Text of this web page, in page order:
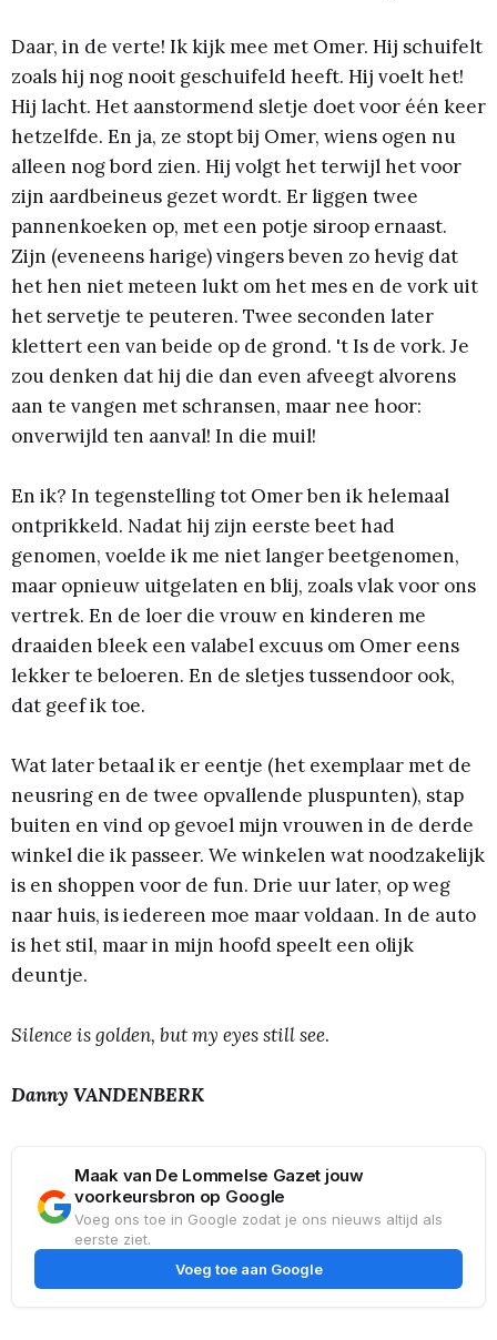
Daar, in de verte! Ik kijk mee met Omer. Hij schuifelt
zoals hij nog nooit geschuifeld heeft. Hij voelt het!
Hij lacht. Het aanstormend sletje doet voor één keer
hetzelfde. En ja, ze stopt bij Omer, wiens ogen nu
alleen nog bord zien. Hij volgt het terwijl het voor
zijn aardbeineus gezet wordt. Er liggen twee
pannenkoeken op, met een potje siroop ernaast.
Zijn (eveneens harige) vingers beven zo hevig dat
het hen niet meteen lukt om het mes en de vork uit
het servetje te peuteren. Twee seconden later
klettert een van beide op de grond. 't Is de vork. Je
zou denken dat hij die dan even afveegt alvorens
aan te vangen met schransen, maar nee hoor:
onverwijld ten aanval! In die muil!
En ik? In tegenstelling tot Omer ben ik helemaal
ontprikkeld. Nadat hij zijn eerste beet had
genomen, voelde ik me niet langer beetgenomen,
maar opnieuw uitgelaten en blij, zoals vlak voor ons
vertrek. En de loer die vrouw en kinderen me
draaiden bleek een valabel excuus om Omer eens
lekker te beloeren. En de sletjes tussendoor ook,
dat geef ik toe.
Wat later betaal ik er eentje (het exemplaar met de
neusring en de twee opvallende pluspunten), stap
buiten en vind op gevoel mijn vrouwen in de derde
winkel die ik passeer. We winkelen wat noodzakelijk
is en shoppen voor de fun. Drie uur later, op weg
naar huis, is iedereen moe maar voldaan. In de auto
is het stil, maar in mijn hoofd speelt een olijk
deuntje.
Silence is golden, but my eyes still see.
Danny VANDENBERK
Maak van De Lommelse Gazet jouw
voorkeursbron op Google
Voeg ons toe in Google zodat je ons nieuws altijd als
eerste ziet.
Voeg toe aan Google